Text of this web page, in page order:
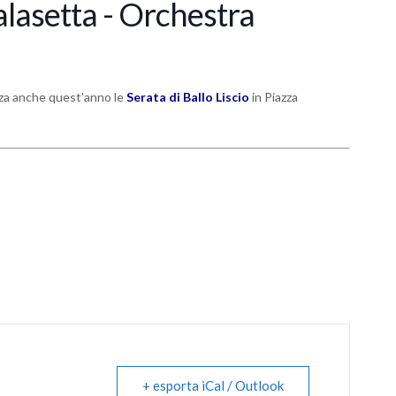
- Orchestra
anche quest'anno leSerata di Ballo Liscio in Piazza
+ esporta iCal / Outlook